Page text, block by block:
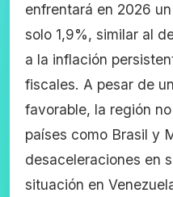
enfrentará en 2026
solo 1,9%, similar al
a la inflación
fiscales. A pesar de
favorable, la región
países como Brasil y
desaceleraciones en
situación en